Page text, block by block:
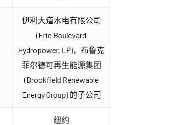
伊利大道水电有限公司
(Erie Boulevard
Hydropower, LP)，布鲁克
菲尔德可再生能源集团
(Brookfield Renewable
Energy Group) 的子公司
纽约